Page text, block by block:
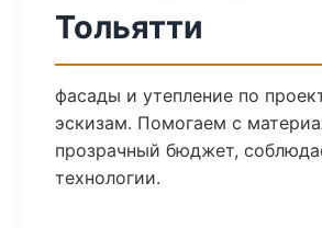
Тольятти
фасады и утепление по
эскизам. Помогаем с
прозрачный бюджет,
технологии.